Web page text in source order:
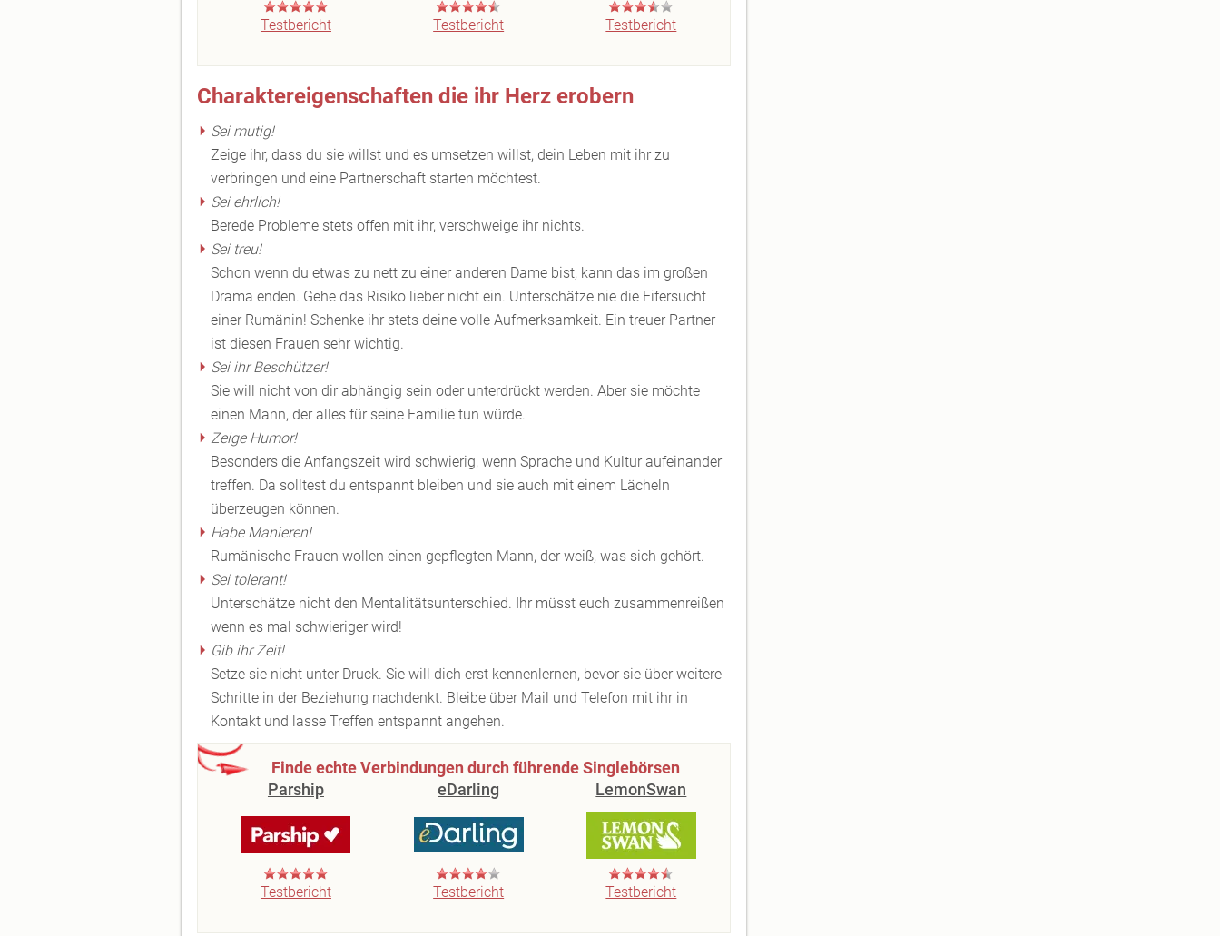
Testbericht Testbericht Testbericht
Charaktereigenschaften die ihr Herz erobern
Sei mutig!
Zeige ihr, dass du sie willst und es umsetzen willst, dein Leben mit ihr zu
verbringen und eine Partnerschaft starten möchtest.
Sei ehrlich!
Berede Probleme stets offen mit ihr, verschweige ihr nichts.
Sei treu!
Schon wenn du etwas zu nett zu einer anderen Dame bist, kann das im großen
Drama enden. Gehe das Risiko lieber nicht ein. Unterschätze nie die Eifersucht
einer Rumänin! Schenke ihr stets deine volle Aufmerksamkeit. Ein treuer Partner
ist diesen Frauen sehr wichtig.
Sei ihr Beschützer!
Sie will nicht von dir abhängig sein oder unterdrückt werden. Aber sie möchte
einen Mann, der alles für seine Familie tun würde.
Zeige Humor!
Besonders die Anfangszeit wird schwierig, wenn Sprache und Kultur aufeinander
treffen. Da solltest du entspannt bleiben und sie auch mit einem Lächeln
überzeugen können.
Habe Manieren!
Rumänische Frauen wollen einen gepflegten Mann, der weiß, was sich gehört.
Sei tolerant!
Unterschätze nicht den Mentalitätsunterschied. Ihr müsst euch zusammenreißen
wenn es mal schwieriger wird!
Gib ihr Zeit!
Setze sie nicht unter Druck. Sie will dich erst kennenlernen, bevor sie über weitere
Schritte in der Beziehung nachdenkt. Bleibe über Mail und Telefon mit ihr in
Kontakt und lasse Treffen entspannt angehen.
Finde echte Verbindungen durch führende Singlebörsen
Parship
Testbericht
eDarling
Testbericht
LemonSwan
Testbericht